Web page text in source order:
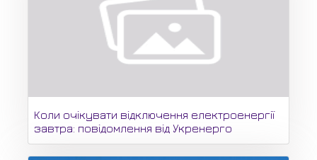
Коли очікувати відключення електроенергії
завтра: повідомлення від Укренерго